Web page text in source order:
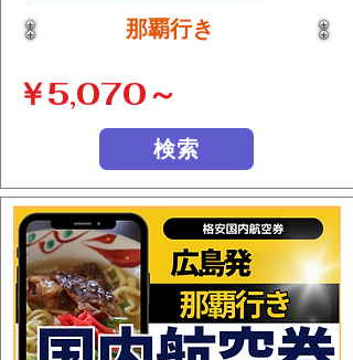
那覇行き
￥5,070～
検索